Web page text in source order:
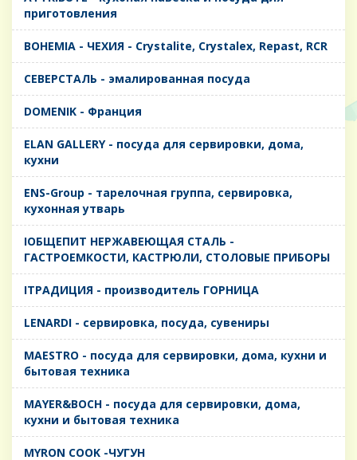
приготовления
BOHEMIA - ЧЕХИЯ - Crystalite, Crystalex, Repast, RCR
CЕВЕРСТАЛЬ - эмалированная посуда
DOMENIK - Франция
ELAN GALLERY - посуда для сервировки, дома,
кухни
ENS-Group - тарелочная группа, сервировка,
кухонная утварь
IОБЩЕПИТ НЕРЖАВЕЮЩАЯ СТАЛЬ -
ГАСТРОЕМКОСТИ, КАСТРЮЛИ, СТОЛОВЫЕ ПРИБОРЫ
IТРАДИЦИЯ - производитель ГОРНИЦА
LENARDI - сервировка, посуда, сувениры
MAESTRO - посуда для сервировки, дома, кухни и
бытовая техника
MAYER&BOCH - посуда для сервировки, дома,
кухни и бытовая техника
MYRON COOK -ЧУГУН